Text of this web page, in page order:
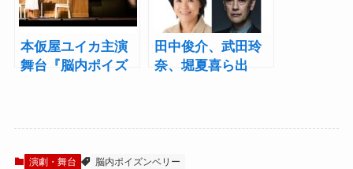
ず”を」
本仮屋ユイカ主演
舞台『脳内ポイズ
田中俊介、武田玲
奈、堀夏喜ら出
演劇・舞台 脳内ポイズンベリー